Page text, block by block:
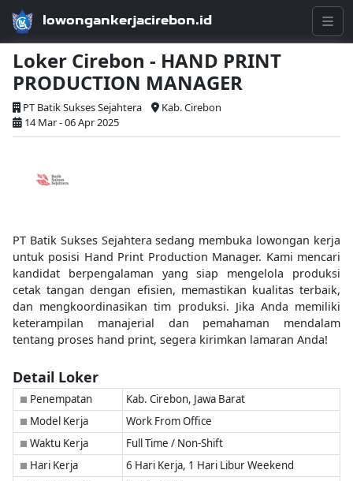
lowongankerjacirebon.id
Loker Cirebon - HAND PRINT
PRODUCTION MANAGER
PT Batik Sukses Sejahtera
Kab. Cirebon
14 Mar - 06 Apr 2025
PT Batik Sukses Sejahtera sedang membuka lowongan kerja
untuk posisi Hand Print Production Manager. Kami mencari
kandidat berpengalaman yang siap mengelola produksi
cetak tangan dengan efisien, memastikan kualitas terbaik,
dan mengkoordinasikan tim produksi. Jika Anda memiliki
keterampilan manajerial dan pemahaman mendalam
tentang proses hand print, segera kirimkan lamaran Anda!
Detail Loker
■ Penempatan Kab. Cirebon, Jawa Barat
■ Model Kerja Work From Office
■ Waktu Kerja Full Time / Non-Shift
■ Hari Kerja 6 Hari Kerja, 1 Hari Libur Weekend